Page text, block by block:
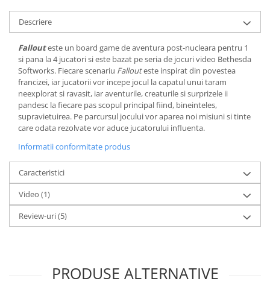
LEGO Wicked
Lampi si brelocuri cu LED
Lenjerii de pat si textile
Recipiente alimentare
Seturi emblematice
Lego Editions
Lego Pokemon
Lego Friends
LEGO Ninjago
Descriere
Fallouteste un board game de aventura post-nucleara pentru 1
si pana la 4 jucatori si este bazat pe seria de jocuri video Bethesda
Softworks. Fiecare scenariu Fallouteste inspirat din povestea
francizei, iar jucatorii vor incepe jocul la capatul unui taram
neexplorat si ravasit, iar aventurile, creaturile si surprizele ii
pandesc la fiecare pas scopul principal fiind, bineinteles,
supravietuirea. Pe parcursul jocului vor aparea noi misiuni si tinte
care odata rezolvate vor aduce jucatorului influenta.
Informatii conformitate produs
Caracteristici
Video (1)
Review-uri(5)
PRODUSE ALTERNATIVE